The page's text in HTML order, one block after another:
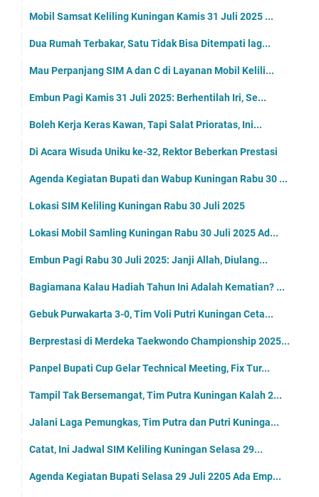
Mobil Samsat Keliling Kuningan Kamis 31 Juli 2025 ...
Dua Rumah Terbakar, Satu Tidak Bisa Ditempati lag...
Mau Perpanjang SIM A dan C di Layanan Mobil Kelili...
Embun Pagi Kamis 31 Juli 2025: Berhentilah Iri, Se...
Boleh Kerja Keras Kawan, Tapi Salat Prioratas, Ini...
Di Acara Wisuda Uniku ke-32, Rektor Beberkan Prestasi
Agenda Kegiatan Bupati dan Wabup Kuningan Rabu 30 ...
Lokasi SIM Keliling Kuningan Rabu 30 Juli 2025
Lokasi Mobil Samling Kuningan Rabu 30 Juli 2025 Ad...
Embun Pagi Rabu 30 Juli 2025: Janji Allah, Diulang...
Bagiamana Kalau Hadiah Tahun Ini Adalah Kematian? ...
Gebuk Purwakarta 3-0, Tim Voli Putri Kuningan Ceta...
Berprestasi di Merdeka Taekwondo Championship 2025...
Panpel Bupati Cup Gelar Technical Meeting, Fix Tur...
Tampil Tak Bersemangat, Tim Putra Kuningan Kalah 2...
Jalani Laga Pemungkas, Tim Putra dan Putri Kuninga...
Catat, Ini Jadwal SIM Keliling Kuningan Selasa 29...
Agenda Kegiatan Bupati Selasa 29 Juli 2205 Ada Emp...